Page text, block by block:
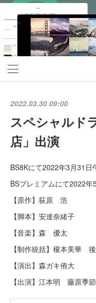
2022.03.30 09:00
スペシャルド
店」出演
BS8Kにて2022年3月31日
BSプレミアムにて2022
【原作】荻原 浩
【脚本】安達奈緒子
【音楽】森 優太
【制作統括】榎本美華
【演出】森ガキ侑大
【出演】江本明 藤原季節